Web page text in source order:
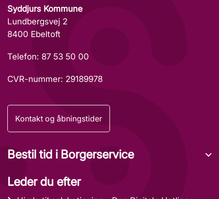
Syddjurs Kommune
Lundbergsvej 2
8400 Ebeltoft
Telefon: 87 53 50 00
CVR-nummer: 29189978
Kontakt og åbningstider
Bestil tid i Borgerservice
Leder du efter